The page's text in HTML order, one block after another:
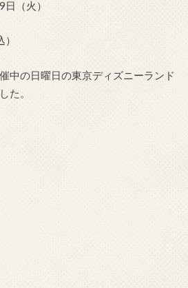
（火）
中の日曜日の東京ディズニーランド
た。